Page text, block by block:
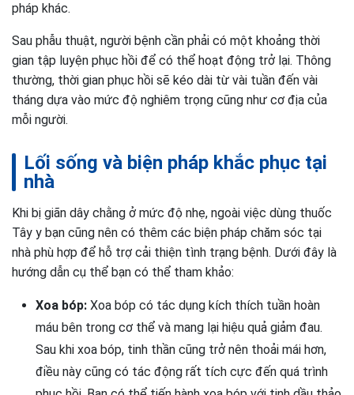
pháp khác.
Sau phẫu thuật, người bệnh cần phải có một khoảng thời
gian tập luyện phục hồi để có thể hoạt động trở lại. Thông
thường, thời gian phục hồi sẽ kéo dài từ vài tuần đến vài
tháng dựa vào mức độ nghiêm trọng cũng như cơ địa của
mỗi người.
Lối sống và biện pháp khắc phục tại
nhà
Khi bị giãn dây chằng ở mức độ nhẹ, ngoài việc dùng thuốc
Tây y bạn cũng nên có thêm các biện pháp chăm sóc tại
nhà phù hợp để hỗ trợ cải thiện tình trạng bệnh. Dưới đây là
hướng dẫn cụ thể bạn có thể tham khảo:
Xoa bóp: Xoa bóp có tác dụng kích thích tuần hoàn
máu bên trong cơ thể và mang lại hiệu quả giảm đau.
Sau khi xoa bóp, tinh thần cũng trở nên thoải mái hơn,
điều này cũng có tác động rất tích cực đến quá trình